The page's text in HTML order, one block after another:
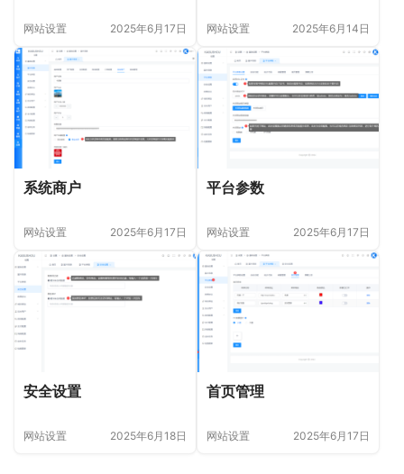
网站设置 2025年6月17日 网站设置 2025年6月14日
系统商户
网站设置 2025年6月17日
平台参数
网站设置 2025年6月17日
安全设置
网站设置 2025年6月18日
首页管理
网站设置 2025年6月17日